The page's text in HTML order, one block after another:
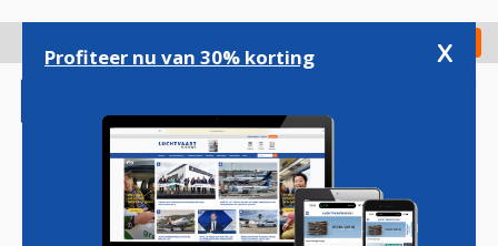
gaan
Check in
Profiteer nu van 30% korting x